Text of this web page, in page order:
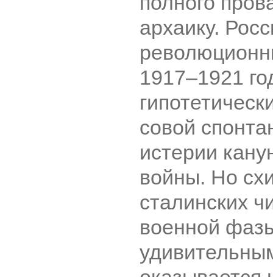
архаику.
1917–1921
совой
истерии
войны. Но
сталинских
военной